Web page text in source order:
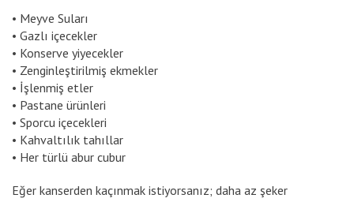
• Meyve Suları
• Gazlı içecekler
• Konserve yiyecekler
• Zenginleştirilmiş ekmekler
• İşlenmiş etler
• Pastane ürünleri
• Sporcu içecekleri
• Kahvaltılık tahıllar
• Her türlü abur cubur
Eğer kanserden kaçınmak istiyorsanız; daha az şeker